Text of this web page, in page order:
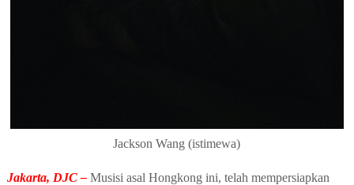
Jackson Wang (istimewa)
Jakarta, DJC – Musisi asal Hongkong ini, telah mempersiapkan